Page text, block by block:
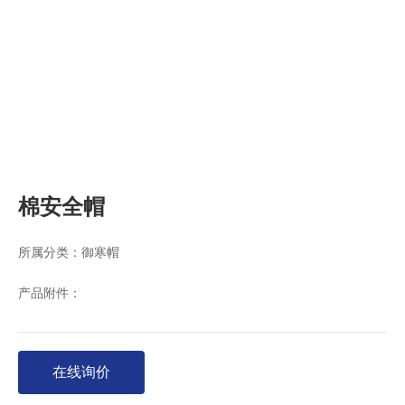
棉安全帽
所属分类： 御寒帽
产品附件：
在线询价